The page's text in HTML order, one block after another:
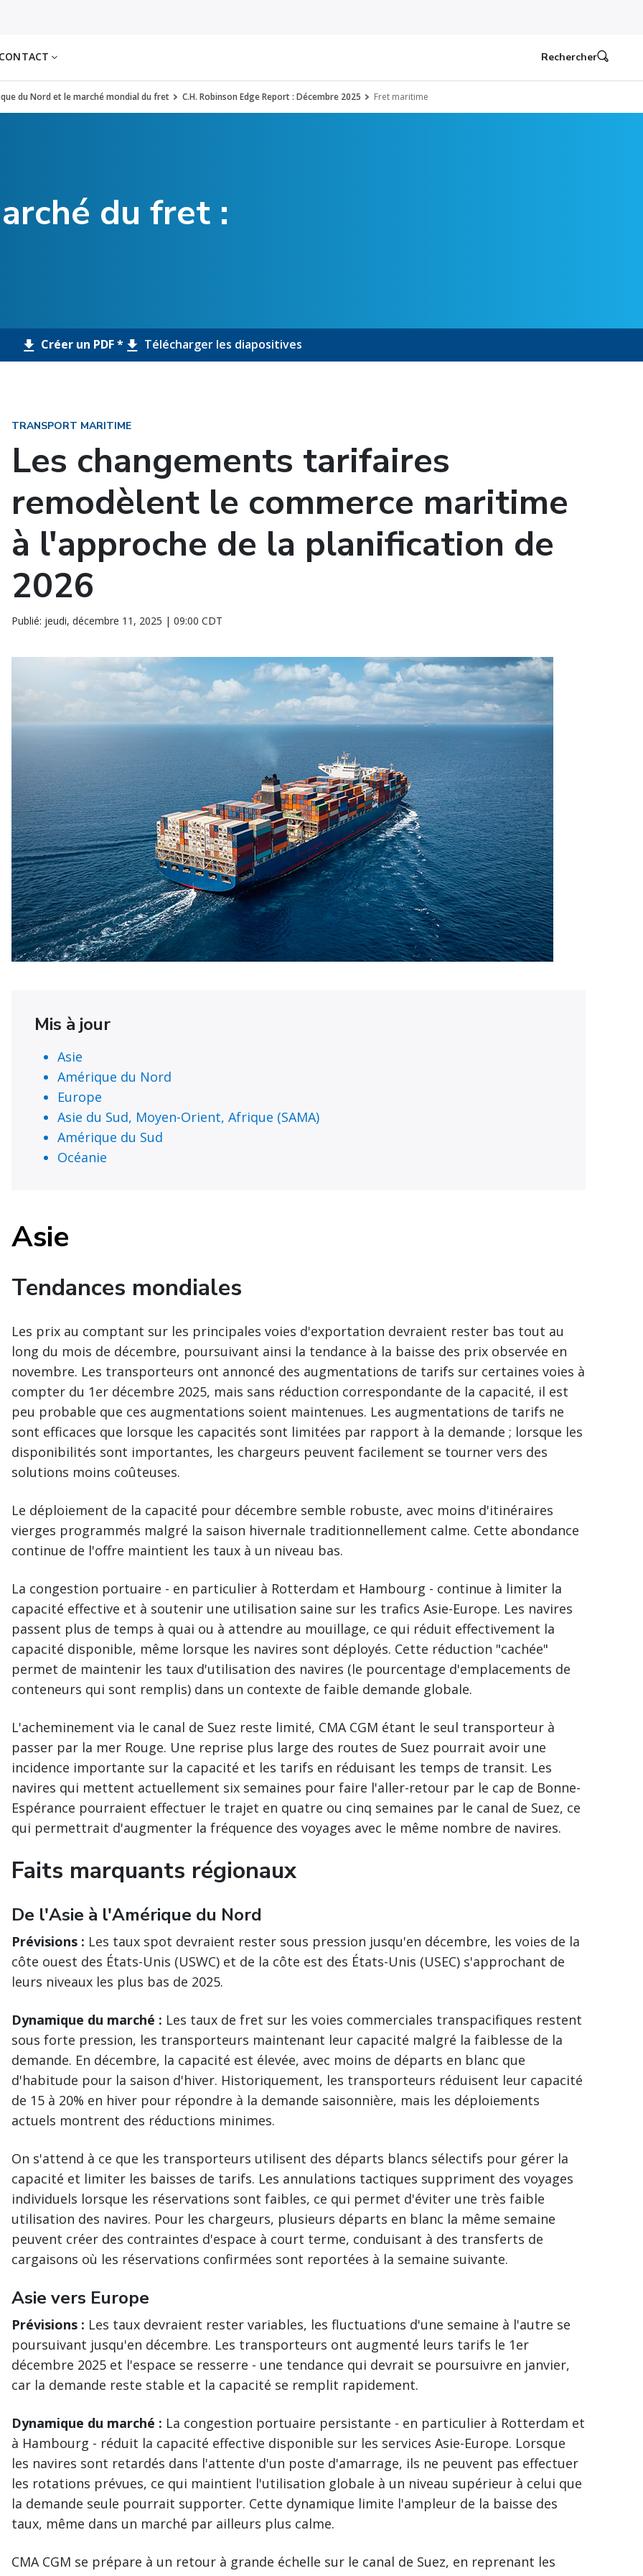
CONTACT Rechercher
du Nord et le marché mondial du fret C.H. Robinson Edge Report : Décembre 2025 Fret maritime
du fret :
Créer un PDF * Télécharger les diapositives
TRANSPORT MARITIME
Les changements tarifaires
remodèlent le commerce maritime
à l'approche de la planification de
2026
Publié: jeudi, décembre 11, 2025 | 09:00 CDT
Mis à jour
Asie
Amérique du Nord
Europe
Asie du Sud, Moyen-Orient, Afrique (SAMA)
Amérique du Sud
Océanie
Asie
Tendances mondiales
Les prix au comptant sur les principales voies d'exportation devraient rester bas tout au
long du mois de décembre, poursuivant ainsi la tendance à la baisse des prix observée en
novembre. Les transporteurs ont annoncé des augmentations de tarifs sur certaines voies à
compter du 1er décembre 2025, mais sans réduction correspondante de la capacité, il est
peu probable que ces augmentations soient maintenues. Les augmentations de tarifs ne
sont efficaces que lorsque les capacités sont limitées par rapport à la demande ; lorsque les
disponibilités sont importantes, les chargeurs peuvent facilement se tourner vers des
solutions moins coûteuses.
Le déploiement de la capacité pour décembre semble robuste, avec moins d'itinéraires
vierges programmés malgré la saison hivernale traditionnellement calme. Cette abondance
continue de l'offre maintient les taux à un niveau bas.
La congestion portuaire - en particulier à Rotterdam et Hambourg - continue à limiter la
capacité effective et à soutenir une utilisation saine sur les trafics Asie-Europe. Les navires
passent plus de temps à quai ou à attendre au mouillage, ce qui réduit effectivement la
capacité disponible, même lorsque les navires sont déployés. Cette réduction "cachée"
permet de maintenir les taux d'utilisation des navires (le pourcentage d'emplacements de
conteneurs qui sont remplis) dans un contexte de faible demande globale.
L'acheminement via le canal de Suez reste limité, CMA CGM étant le seul transporteur à
passer par la mer Rouge. Une reprise plus large des routes de Suez pourrait avoir une
incidence importante sur la capacité et les tarifs en réduisant les temps de transit. Les
navires qui mettent actuellement six semaines pour faire l'aller-retour par le cap de Bonne-
Espérance pourraient effectuer le trajet en quatre ou cinq semaines par le canal de Suez, ce
qui permettrait d'augmenter la fréquence des voyages avec le même nombre de navires.
Faits marquants régionaux
De l'Asie à l'Amérique du Nord
Prévisions : Les taux spot devraient rester sous pression jusqu'en décembre, les voies de la
côte ouest des États-Unis (USWC) et de la côte est des États-Unis (USEC) s'approchant de
leurs niveaux les plus bas de 2025.
Dynamique du marché : Les taux de fret sur les voies commerciales transpacifiques restent
sous forte pression, les transporteurs maintenant leur capacité malgré la faiblesse de la
demande. En décembre, la capacité est élevée, avec moins de départs en blanc que
d'habitude pour la saison d'hiver. Historiquement, les transporteurs réduisent leur capacité
de 15 à 20% en hiver pour répondre à la demande saisonnière, mais les déploiements
actuels montrent des réductions minimes.
On s'attend à ce que les transporteurs utilisent des départs blancs sélectifs pour gérer la
capacité et limiter les baisses de tarifs. Les annulations tactiques suppriment des voyages
individuels lorsque les réservations sont faibles, ce qui permet d'éviter une très faible
utilisation des navires. Pour les chargeurs, plusieurs départs en blanc la même semaine
peuvent créer des contraintes d'espace à court terme, conduisant à des transferts de
cargaisons où les réservations confirmées sont reportées à la semaine suivante.
Asie vers Europe
Prévisions : Les taux devraient rester variables, les fluctuations d'une semaine à l'autre se
poursuivant jusqu'en décembre. Les transporteurs ont augmenté leurs tarifs le 1er
décembre 2025 et l'espace se resserre - une tendance qui devrait se poursuivre en janvier,
car la demande reste stable et la capacité se remplit rapidement.
Dynamique du marché : La congestion portuaire persistante - en particulier à Rotterdam et
à Hambourg - réduit la capacité effective disponible sur les services Asie-Europe. Lorsque
les navires sont retardés dans l'attente d'un poste d'amarrage, ils ne peuvent pas effectuer
les rotations prévues, ce qui maintient l'utilisation globale à un niveau supérieur à celui que
la demande seule pourrait supporter. Cette dynamique limite l'ampleur de la baisse des
taux, même dans un marché par ailleurs plus calme.
CMA CGM se prépare à un retour à grande échelle sur le canal de Suez, en reprenant les